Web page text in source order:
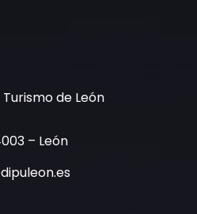
de León
– León